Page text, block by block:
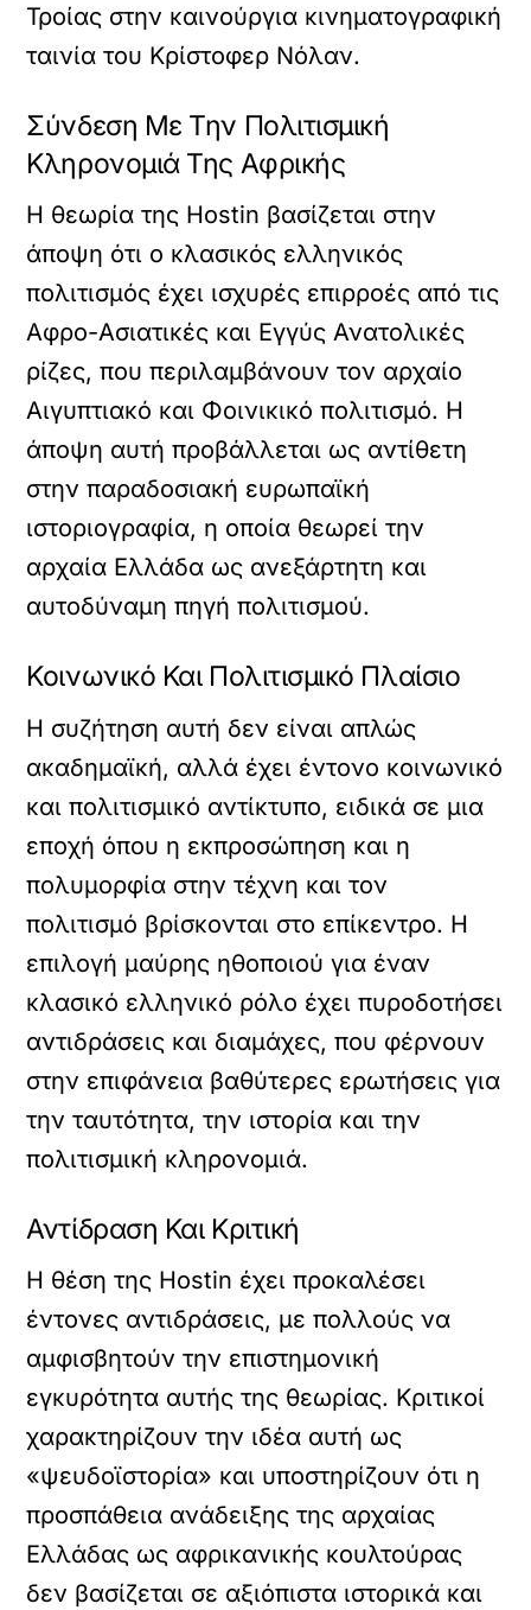
Τροίας στην καινούργια κινηματογραφική
ταινία του Κρίστοφερ Νόλαν.
Σύνδεση Με Την Πολιτισμική
Κληρονομιά Της Αφρικής
Η θεωρία της Hostin βασίζεται στην
άποψη ότι ο κλασικός ελληνικός
πολιτισμός έχει ισχυρές επιρροές από τις
Αφρο-Ασιατικές και Εγγύς Ανατολικές
ρίζες, που περιλαμβάνουν τον αρχαίο
Αιγυπτιακό και Φοινικικό πολιτισμό. Η
άποψη αυτή προβάλλεται ως αντίθετη
στην παραδοσιακή ευρωπαϊκή
ιστοριογραφία, η οποία θεωρεί την
αρχαία Ελλάδα ως ανεξάρτητη και
αυτοδύναμη πηγή πολιτισμού.
Κοινωνικό Και Πολιτισμικό Πλαίσιο
Η συζήτηση αυτή δεν είναι απλώς
ακαδημαϊκή, αλλά έχει έντονο κοινωνικό
και πολιτισμικό αντίκτυπο, ειδικά σε μια
εποχή όπου η εκπροσώπηση και η
πολυμορφία στην τέχνη και τον
πολιτισμό βρίσκονται στο επίκεντρο. Η
επιλογή μαύρης ηθοποιού για έναν
κλασικό ελληνικό ρόλο έχει πυροδοτήσει
αντιδράσεις και διαμάχες, που φέρνουν
στην επιφάνεια βαθύτερες ερωτήσεις για
την ταυτότητα, την ιστορία και την
πολιτισμική κληρονομιά.
Αντίδραση Και Κριτική
Η θέση της Hostin έχει προκαλέσει
έντονες αντιδράσεις, με πολλούς να
αμφισβητούν την επιστημονική
εγκυρότητα αυτής της θεωρίας. Κριτικοί
χαρακτηρίζουν την ιδέα αυτή ως
«ψευδοϊστορία» και υποστηρίζουν ότι η
προσπάθεια ανάδειξης της αρχαίας
Ελλάδας ως αφρικανικής κουλτούρας
δεν βασίζεται σε αξιόπιστα ιστορικά και